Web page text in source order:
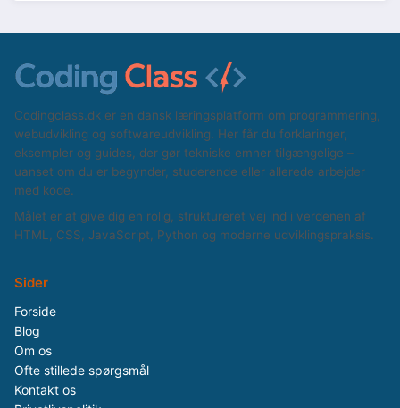
Codingclass.dk er en dansk læringsplatform om programmering,
webudvikling og softwareudvikling. Her får du forklaringer,
eksempler og guides, der gør tekniske emner tilgængelige –
uanset om du er begynder, studerende eller allerede arbejder
med kode.
Målet er at give dig en rolig, struktureret vej ind i verdenen af
HTML, CSS, JavaScript, Python og moderne udviklingspraksis.
Sider
Forside
Blog
Om os
Ofte stillede spørgsmål
Kontakt os